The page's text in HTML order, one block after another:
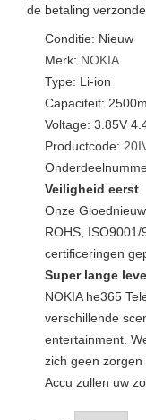
de betaling
Conditie: Nieuw
Merk: NOKIA
Type: Li-ion
Capaciteit:
Voltage: 3.85V
Productcode:
Veiligheid eerst
Onze
ROHS,
certificeringen
Super lange
NOKIA he365
verschillende
entertainment.
zich geen zorgen
Accu zullen uw